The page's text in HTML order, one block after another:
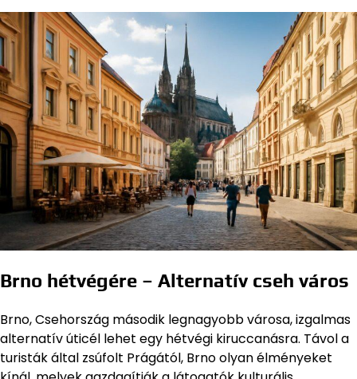
Brno hétvégére – Alternatív cseh város
Brno, Csehország második legnagyobb városa, izgalmas
alternatív úticél lehet egy hétvégi kiruccanásra. Távol a
turisták által zsúfolt Prágától, Brno olyan élményeket